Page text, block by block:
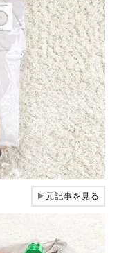
▶元記事を見る